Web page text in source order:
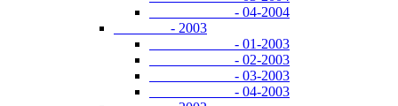
- 04-2004
- 2003
- 01-2003
- 02-2003
- 03-2003
- 04-2003